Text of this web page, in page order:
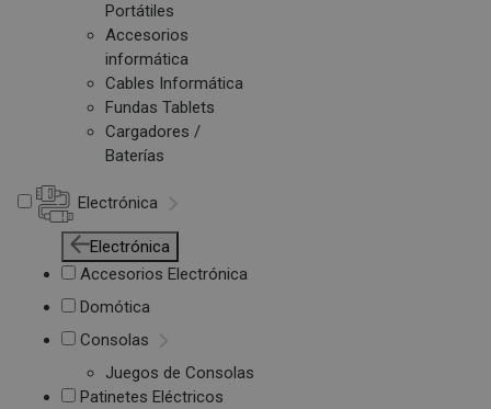
Portátiles
Accesorios
informática
Cables Informática
Fundas Tablets
Cargadores /
Baterías
Electrónica
Electrónica
Accesorios Electrónica
Domótica
Consolas
Juegos de Consolas
Patinetes Eléctricos